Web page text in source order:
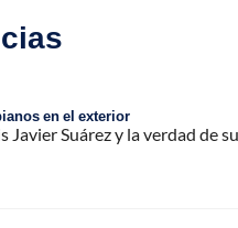
en el exterior
Javier Suárez y la verdad de